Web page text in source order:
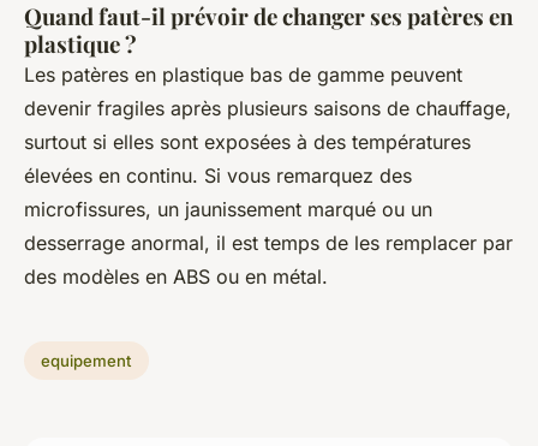
Quand faut-il prévoir de changer ses patères en
plastique ?
Les patères en plastique bas de gamme peuvent
devenir fragiles après plusieurs saisons de chauffage,
surtout si elles sont exposées à des températures
élevées en continu. Si vous remarquez des
microfissures, un jaunissement marqué ou un
desserrage anormal, il est temps de les remplacer par
des modèles en ABS ou en métal.
equipement